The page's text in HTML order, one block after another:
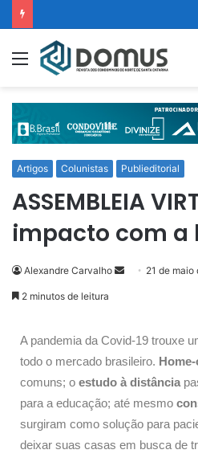
Artigos Colunistas Publieditorial
ASSEMBLEIA
impacto com a
Alexandre Carvalho 21 de maio
2 minutos de leitura
A pandemia da Covid-19 trouxe
todo o mercado brasileiro.
comuns; o estudo à distância
para a educação; até mesmo
surgiram como solução para
deixar suas casas em busca de